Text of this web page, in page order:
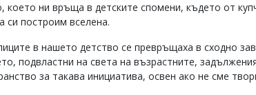
което ни връща в детските спомени, където от
построим вселена.
в нашето детство се превръщаха в сходно
подвластни на света на възрастните,
за такава инициатива, освен ако не сме